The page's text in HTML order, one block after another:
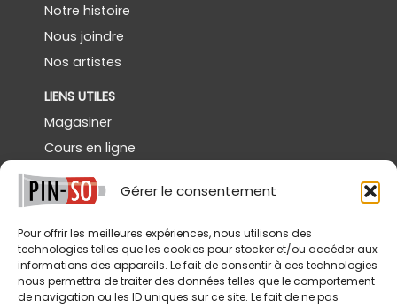
Gérer le consentement
Pour offrir les meilleures expériences, nous utilisons des
technologies telles que les cookies pour stocker et/ou accéder aux
informations des appareils. Le fait de consentir à ces technologies
nous permettra de traiter des données telles que le comportement
de navigation ou les ID uniques sur ce site. Le fait de ne pas
Notre histoire
Nous joindre
Nos artistes
LIENS UTILES
Magasiner
Cours en ligne
Démos gratuites
Powertex Canada
SERVICES
Livraison